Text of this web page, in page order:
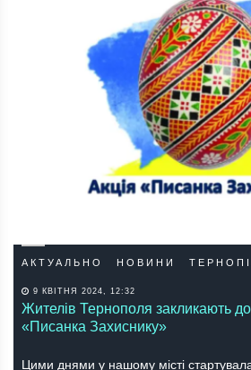
АКТУАЛЬНО НОВИНИ
9 КВІТНЯ 2024, 12:32
Жителів Тернополя закликають до
«Писанка Захиснику»
Цими днями у нашому місті